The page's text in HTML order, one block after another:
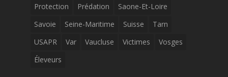
Protection
Prédation
Saone-Et-Loire
Savoie
Seine-Maritime Suisse
Tarn
USAPR
Var Vaucluse Victimes
Vosges
Éleveurs